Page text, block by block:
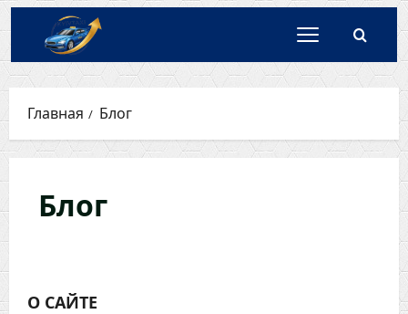
Перейти
к
содержимому
Главная Блог
Блог
О САЙТЕ